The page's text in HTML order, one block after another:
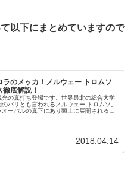
以下にまとめていますので
ラのメッカ！ノルウェー トロムソ
底解説！
光の真打ち登場です。世界最北の総合大学
パリとも言われるノルウェー トロムソ。
オーバルの真下にあり頭上に展開されるオ
2018.04.14